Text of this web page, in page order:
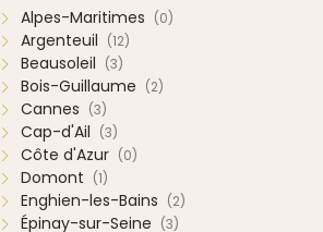
Alpes-Maritimes (0)
Argenteuil (12)
Beausoleil (3)
Bois-Guillaume (2)
Cannes (3)
Cap-d'Ail (3)
Côte d'Azur (0)
Domont (1)
Enghien-les-Bains (2)
Épinay-sur-Seine (3)